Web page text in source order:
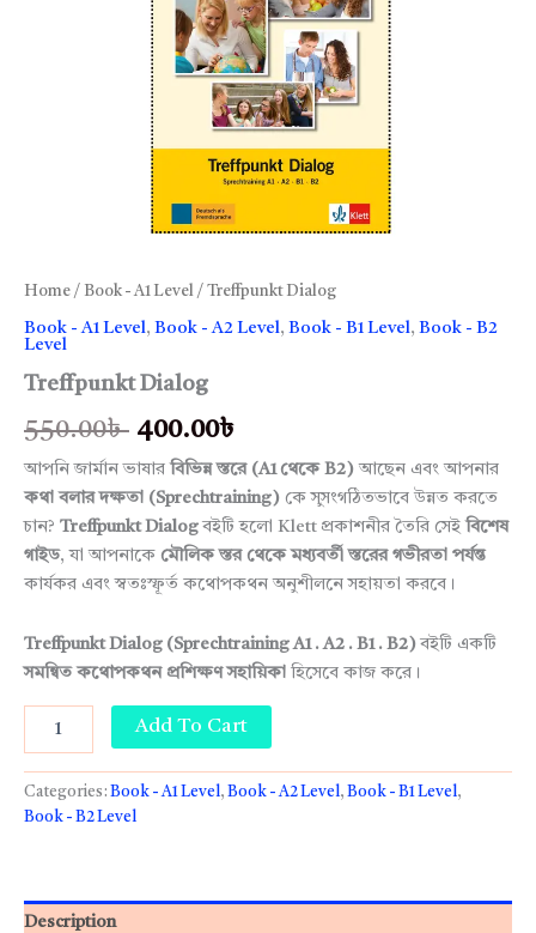
Home / Book - A1 Level / Treffpunkt Dialog
Book - A1 Level, Book - A2 Level, Book - B1 Level, Book - B2
Level
Treffpunkt Dialog
550.00৳ 400.00৳
আপনি জার্মান ভাষার বিভিন্ন স্তরে (A1 থেকে B2) আছেন এবং আপনার
কথা বলার দক্ষতা (Sprechtraining) কে সুসংগঠিতভাবে উন্নত করতে
চান? Treffpunkt Dialog বইটি হলো Klett প্রকাশনীর তৈরি সেই বিশেষ
গাইড, যা আপনাকে মৌলিক স্তর থেকে মধ্যবর্তী স্তরের গভীরতা পর্যন্ত
কার্যকর এবং স্বতঃস্ফূর্ত কথোপকথন অনুশীলনে সহায়তা করবে।
Treffpunkt Dialog (Sprechtraining A1 . A2 . B1 . B2) বইটি একটি
সমন্বিত কথোপকথন প্রশিক্ষণ সহায়িকা হিসেবে কাজ করে।
Add To Cart
Categories: Book - A1 Level, Book - A2 Level, Book - B1 Level,
Book - B2 Level
Description